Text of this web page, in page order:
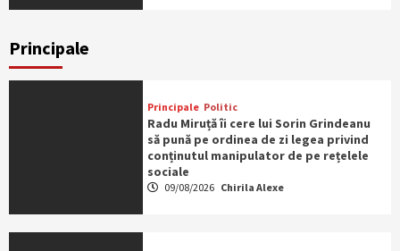
Principale
Principale Politic
Radu Miruță îi cere lui Sorin Grindeanu
să pună pe ordinea de zi legea privind
conținutul manipulator de pe rețelele
sociale
09/08/2026 Chirila Alexe